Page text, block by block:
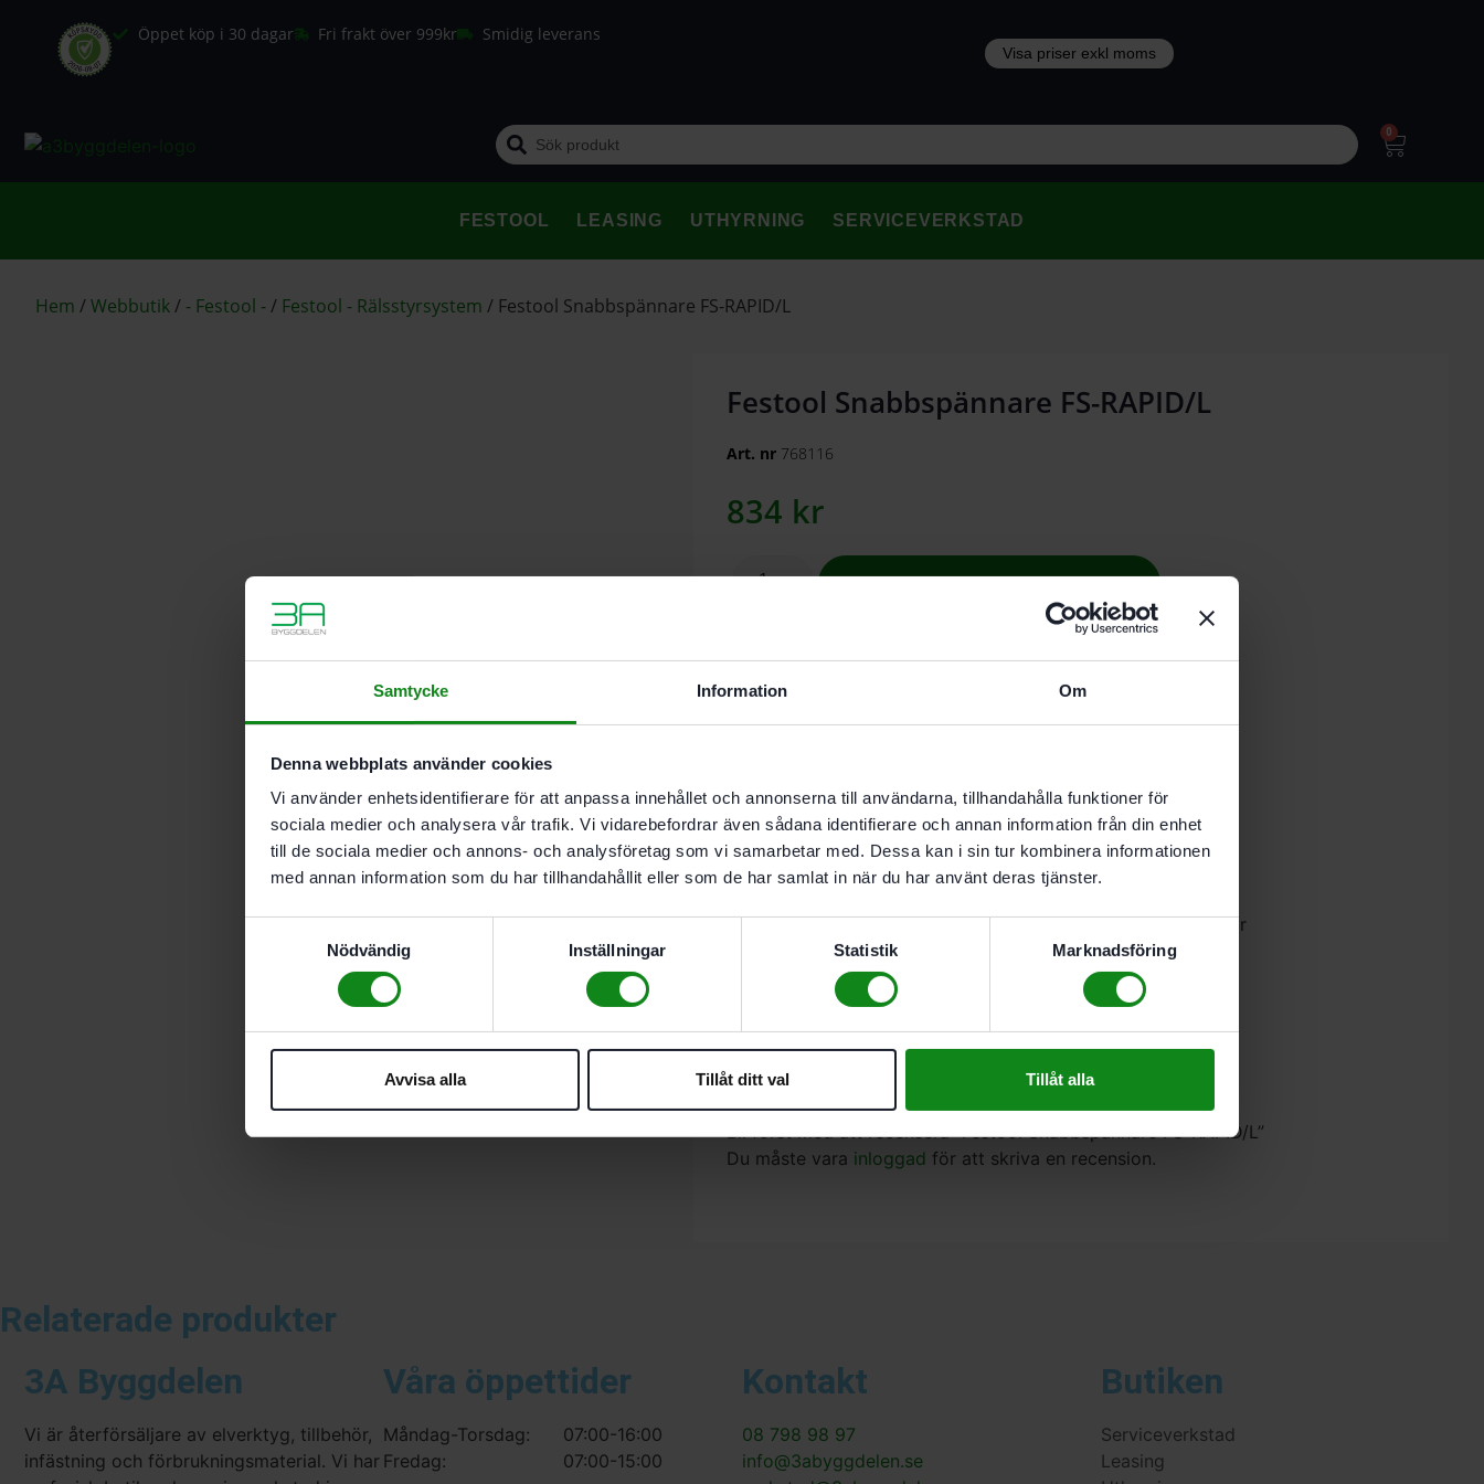
Samtycke Information Om
Denna webbplats använder cookies
Vi använder enhetsidentifierare för att anpassa innehållet och annonserna till användarna, tillhandahålla funktioner för
sociala medier och analysera vår trafik. Vi vidarebefordrar även sådana identifierare och annan information från din enhet
till de sociala medier och annons- och analysföretag som vi samarbetar med. Dessa kan i sin tur kombinera informationen
med annan information som du har tillhandahållit eller som de har samlat in när du har använt deras tjänster.
Nödvändig
Inställningar Statistik Marknadsföring
Avvisa alla Tillåt ditt val Tillåt alla
Öppet köp i 30 dagar Fri frakt över 999kr Smidig leverans
0
FESTOOL LEASING UTHYRNING SERVICEVERKSTAD
Hem /Webbutik/ - Festool -/ Festool - Rälsstyrsystem / Festool Snabbspännare FS-RAPID/L
Festool Snabbspännare FS-RAPID/L
Art. nr 768116
834 kr
I leverantörslager. Skickas inom 5-8 vardagar.
Beskrivning
Recensioner (0)
Egenskaper
För uppspänning och positionering av Festool styrskenor
För användning av SSU 200. IS 330 med styrskena
För uppspänning och placering av Festool styrskenor
Spännklack. Fästbackar.
Det finns inga recensioner än.
Bli först med att recensera ”Festool Snabbspännare FS-RAPID/L”
Du måste vara inloggad för att skriva en recension.
Relaterade produkter
3A Byggdelen
Vi är återförsäljare av elverktyg, tillbehör,
infästning och förbrukningsmaterial. Vi har
Våra öppettider
Måndag-Torsdag:
Fredag:
07:00-16:00
07:00-15:00
Kontakt
08 798 98 97
info@3abyggdelen.se
Butiken
Serviceverkstad
Leasing